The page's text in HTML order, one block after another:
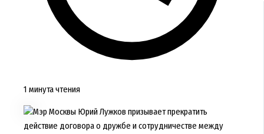
1 минута чтения
Мэр Москвы Юрий Лужков призывает прекратить
действие договора о дружбе и сотрудничестве между